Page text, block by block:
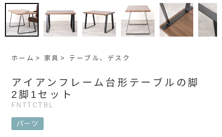
ホーム 家具 テーブル、デスク
アイアンフレーム台形テーブルの脚
2脚1セット
FNTTCTBL
パーツ